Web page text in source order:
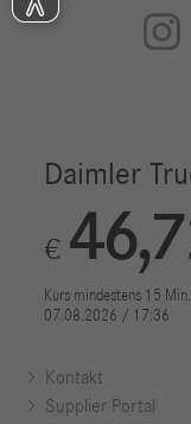

Kontakt
Supplier Portal